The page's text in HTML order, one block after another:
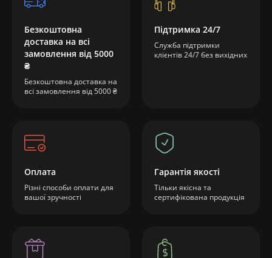
Безкоштовна
доставка на всі
замовлення від 5000
₴
Безкоштовна доставка на
всі замовлення від 5000 ₴
Підтримка 24/7
Служба підтримки
клієнтів 24/7 без вихідних
Оплата
Різні способи оплати для
вашої зручності
Гарантія якості
Тільки якісна та
сертифікована продукція